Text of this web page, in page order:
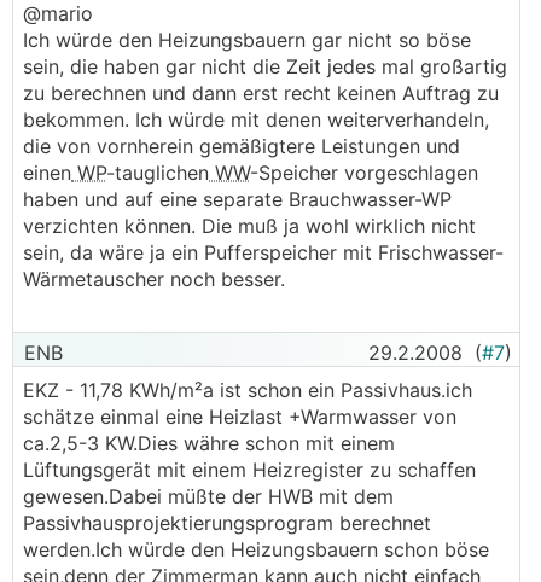
@mario
Ich würde den Heizungsbauern gar nicht so böse
sein, die haben gar nicht die Zeit jedes mal großartig
zu berechnen und dann erst recht keinen Auftrag zu
bekommen. Ich würde mit denen weiterverhandeln,
die von vornherein gemäßigtere Leistungen und
einen WP-tauglichen WW-Speicher vorgeschlagen
haben und auf eine separate Brauchwasser-WP
verzichten können. Die muß ja wohl wirklich nicht
sein, da wäre ja ein Pufferspeicher mit Frischwasser-
Wärmetauscher noch besser.
ENB 29.2.2008 (#7)
EKZ - 11,78 KWh/m²a ist schon ein Passivhaus.ich
schätze einmal eine Heizlast +Warmwasser von
ca.2,5-3 KW.Dies währe schon mit einem
Lüftungsgerät mit einem Heizregister zu schaffen
gewesen.Dabei müßte der HWB mit dem
Passivhausprojektierungsprogram berechnet
werden.Ich würde den Heizungsbauern schon böse
sein,denn der Zimmerman kann auch nicht einfach